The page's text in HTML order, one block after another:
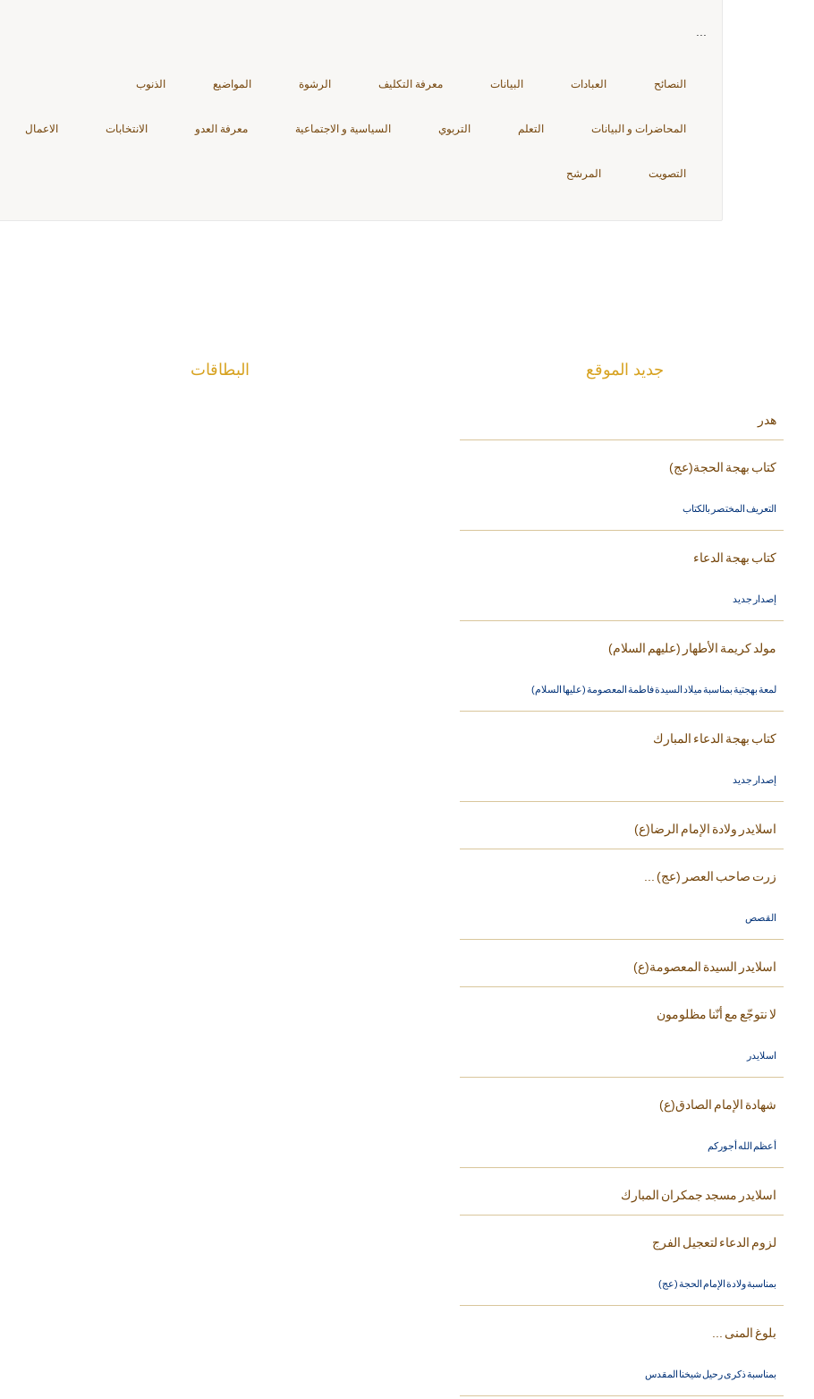
النصائح العبادات البيانات معرفة التكليف الرشوة المواضيع الذنوب
المحاضرات و البيانات التعلم التربوي السياسية و الاجتماعية معرفة العدو الانتخابات الاعمال
التصويت المرشح
البطاقات جديد الموقع
هدر
كتاب بهجة الحجة(عج)
التعريف المختصر بالكتاب
كتاب بهجة الدعاء
إصدار جديد
مولد كريمة الأطهار (عليهم السلام)
لمعة بهجتية بمناسبة ميلاد السيدة فاطمة المعصومة (عليها السلام)
كتاب بهجة الدعاء المبارك
إصدار جديد
اسلايدر ولادة الإمام الرضا(ع)
زرت صاحب العصر (عج) ...
القصص
اسلايدر السيدة المعصومة(ع)
لا نتوجّع مع أنّنا مظلومون
اسلايدر
شهادة الإمام الصادق(ع)
أعظم الله أجوركم
اسلايدر مسجد جمكران المبارك
لزوم الدعاء لتعجيل الفرج
بمناسبة ولادة الإمام الحجة (عج)
بلوغ المنى ...
بمناسبة ذكرى رحيل شيخنا المقدس